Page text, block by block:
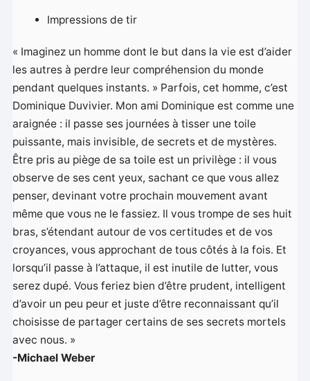
Impressions de tir
« Imaginez un homme dont le but dans la vie est d’aider
les autres à perdre leur compréhension du monde
pendant quelques instants. » Parfois, cet homme, c’est
Dominique Duvivier. Mon ami Dominique est comme une
araignée : il passe ses journées à tisser une toile
puissante, mais invisible, de secrets et de mystères.
Être pris au piège de sa toile est un privilège : il vous
observe de ses cent yeux, sachant ce que vous allez
penser, devinant votre prochain mouvement avant
même que vous ne le fassiez. Il vous trompe de ses huit
bras, s’étendant autour de vos certitudes et de vos
croyances, vous approchant de tous côtés à la fois. Et
lorsqu’il passe à l’attaque, il est inutile de lutter, vous
serez dupé. Vous feriez bien d’être prudent, intelligent
d’avoir un peu peur et juste d’être reconnaissant qu’il
choisisse de partager certains de ses secrets mortels
avec nous. »
-Michael Weber